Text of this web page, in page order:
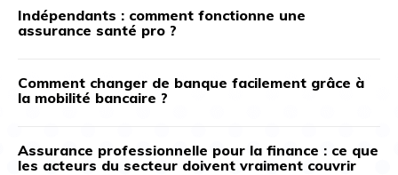
Indépendants : comment fonctionne une
assurance santé pro ?
Comment changer de banque facilement grâce à
la mobilité bancaire ?
Assurance professionnelle pour la finance : ce que
les acteurs du secteur doivent vraiment couvrir